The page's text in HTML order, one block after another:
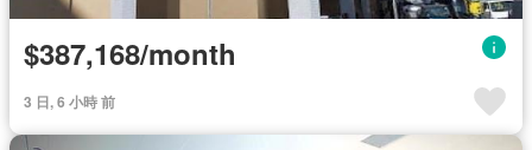
$387,168/month
3 日, 6 小時 前